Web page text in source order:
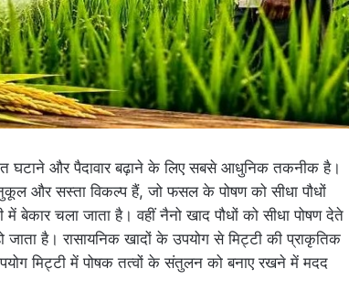
घटाने और पैदावार बढ़ाने के लिए सबसे आधुनिक तकनीक है।
और सस्ता विकल्प हैं, जो फसल के पोषण को सीधा पौधों
बेकार चला जाता है। वहीं नैनो खाद पौधों को सीधा पोषण देते
है। रासायनिक खादों के उपयोग से मिट्टी की प्राकृतिक
मिट्टी में पोषक तत्वों के संतुलन को बनाए रखने में मदद